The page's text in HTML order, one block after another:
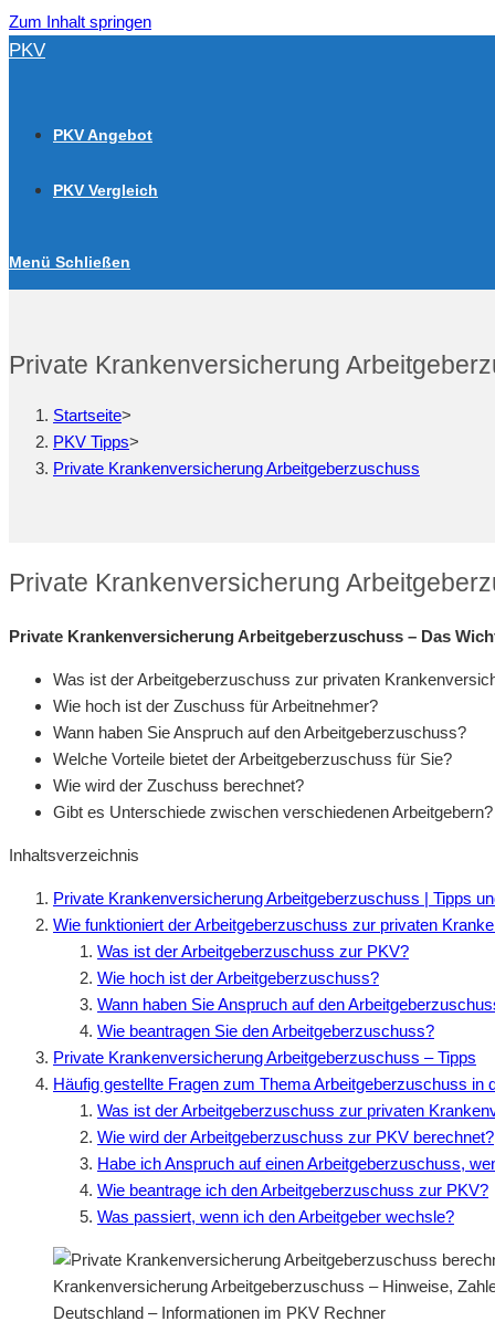
Zum Inhalt springen
PKV
PKV Angebot
PKV Vergleich
Menü Schließen
Private Krankenversicherung
Startseite>
PKV Tipps>
Private Krankenversicherung Arbeitgeberzuschuss
Private Krankenversicherung
Private Krankenversicherung Arbeitgeberzuschuss – Das
Was ist der Arbeitgeberzuschuss zur privaten
Wie hoch ist der Zuschuss für Arbeitnehmer?
Wann haben Sie Anspruch auf den Arbeitgeberzuschuss?
Welche Vorteile bietet der Arbeitgeberzuschuss für Sie?
Wie wird der Zuschuss berechnet?
Gibt es Unterschiede zwischen verschiedenen Arbeitgebern?
Inhaltsverzeichnis
Private Krankenversicherung Arbeitgeberzuschuss | Tipps
Wie funktioniert der Arbeitgeberzuschuss zur privaten
Was ist der Arbeitgeberzuschuss zur PKV?
Wie hoch ist der Arbeitgeberzuschuss?
Wann haben Sie Anspruch auf den
Wie beantragen Sie den Arbeitgeberzuschuss?
Private Krankenversicherung Arbeitgeberzuschuss – Tipps
Häufig gestellte Fragen zum Thema Arbeitgeberzuschuss in
Was ist der Arbeitgeberzuschuss zur privaten
Wie wird der Arbeitgeberzuschuss zur PKV berechnet?
Habe ich Anspruch auf einen Arbeitgeberzuschuss,
Wie beantrage ich den Arbeitgeberzuschuss zur PKV?
Was passiert, wenn ich den Arbeitgeber wechsle?
Krankenversicherung Arbeitgeberzuschuss – Hinweise,
Deutschland – Informationen im PKV Rechner